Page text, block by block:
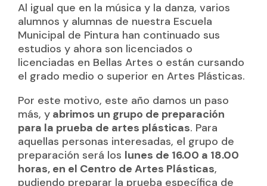
Al igual que en la música y la danza, varios
alumnos y alumnas de nuestra Escuela
Municipal de Pintura han continuado sus
estudios y ahora son licenciados o
licenciadas en Bellas Artes o están cursando
el grado medio o superior en Artes Plásticas.
Por este motivo, este año damos un paso
más, yabrimos un grupo de preparación
para la prueba de artes plásticas. Para
aquellas personas interesadas, el grupo de
preparación será los lunes de 16.00 a 18.00
horas, en el Centro de Artes Plásticas,
pudiendo preparar la prueba específica de